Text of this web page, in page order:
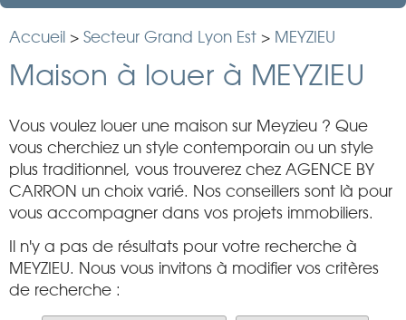
Accueil > Secteur Grand Lyon Est > MEYZIEU
Maison à louer à MEYZIEU
Vous voulez louer une maison sur Meyzieu ? Que
vous cherchiez un style contemporain ou un style
plus traditionnel, vous trouverez chez AGENCE BY
CARRON un choix varié. Nos conseillers sont là pour
vous accompagner dans vos projets immobiliers.
Il n'y a pas de résultats pour votre recherche à
MEYZIEU. Nous vous invitons à modifier vos critères
de recherche :